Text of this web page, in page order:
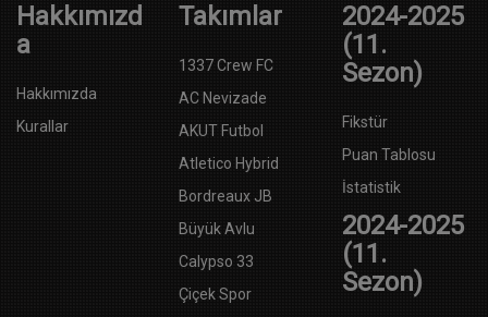
Hakkımızd
a
Hakkımızda
Kurallar
Takımlar
1337 Crew FC
AC Nevizade
AKUT Futbol
Atletico Hybrid
Bordreaux JB
Büyük Avlu
Calypso 33
Çiçek Spor
2024-2025
(11.
Sezon)
Fikstür
Puan Tablosu
İstatistik
2024-2025
(11.
Sezon)